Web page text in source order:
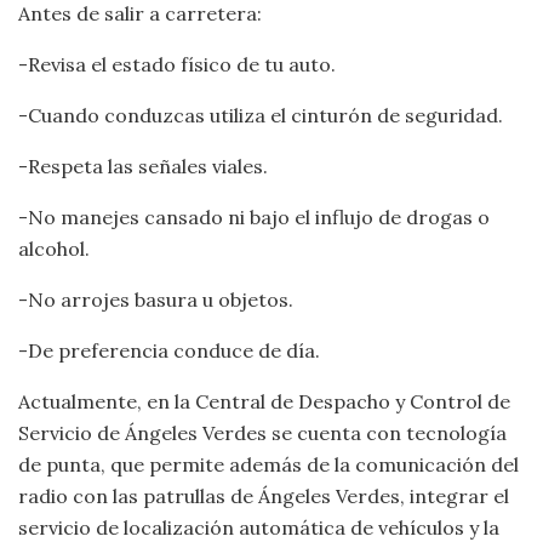
Antes de salir a carretera:
-Revisa el estado físico de tu auto.
-Cuando conduzcas utiliza el cinturón de seguridad.
-Respeta las señales viales.
-No manejes cansado ni bajo el influjo de drogas o
alcohol.
-No arrojes basura u objetos.
-De preferencia conduce de día.
Actualmente, en la Central de Despacho y Control de
Servicio de Ángeles Verdes se cuenta con tecnología
de punta, que permite además de la comunicación del
radio con las patrullas de Ángeles Verdes, integrar el
servicio de localización automática de vehículos y la